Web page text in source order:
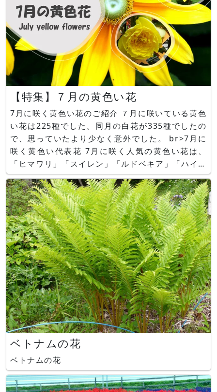
【特集】７月の黄色い花
7月に咲く黄色い花のご紹介 ７月に咲いている黄色
い花は225種でした。同月の白花が335種でしたの
で、思っていたより少なく意外でした。 br>7月に
咲く黄色い代表花 7月に咲く人気の黄色い花は、
「ヒマワリ」「スイレン」「ルドベキア」「ハイビ
スカス」「コスモス」「ユリ」「ガーベラ」「ケイ
トウ」「キュウコンベゴニア」などがあります。
ベトナムの花
ベトナムの花